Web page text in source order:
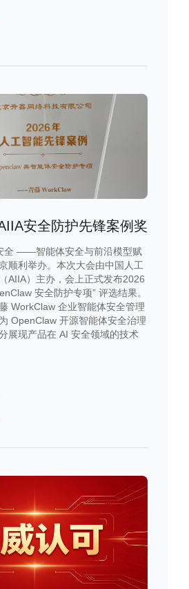
安全防护先锋案例奖
全 ——智能体安全与前沿模型赋
顺利举办。本次大会由中国人工
AIIA）主办，会上正式发布2026
安全防护专项” 评选结果。
WorkClaw 企业智能体安全管理
OpenClaw 开源智能体安全治理
展现产品在 AI 安全领域的技术